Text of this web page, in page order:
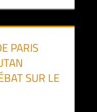
PARIS
SUR LE